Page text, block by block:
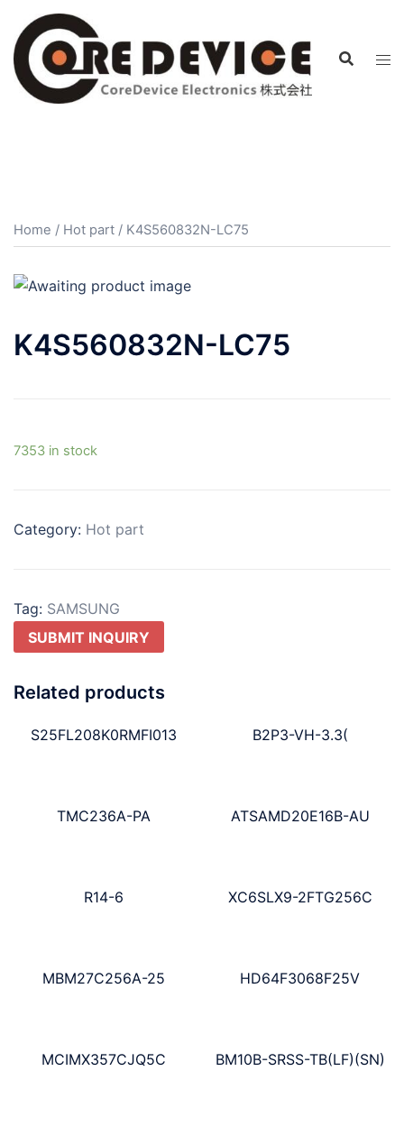
Home / Hot part / K4S560832N-LC75
K4S560832N-LC75
7353 in stock
Category: Hot part
Tag: SAMSUNG
SUBMIT INQUIRY
Related products
S25FL208K0RMFI013 B2P3-VH-3.3(
TMC236A-PA ATSAMD20E16B-AU
R14-6 XC6SLX9-2FTG256C
MBM27C256A-25 HD64F3068F25V
MCIMX357CJQ5C BM10B-SRSS-TB(LF)(SN)